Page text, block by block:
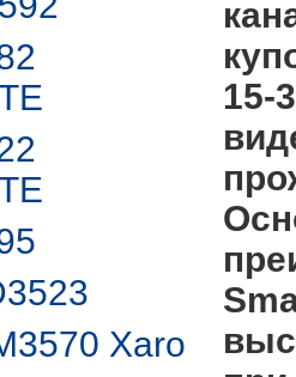
Xaro
15-